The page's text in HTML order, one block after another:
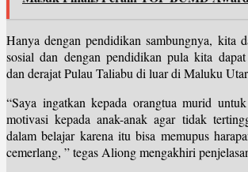
Hanya dengan pendidikan sambungnya, kita
sosial dan dengan pendidikan pula kita
dan derajat Pulau Taliabu di luar di Maluku
“Saya ingatkan kepada orangtua murid
motivasi kepada anak-anak agar tidak
dalam belajar karena itu bisa memupus
cemerlang, ” tegas Aliong mengakhiri